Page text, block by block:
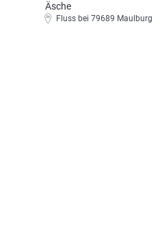
Äsche
Fluss bei 79689 Maulburg